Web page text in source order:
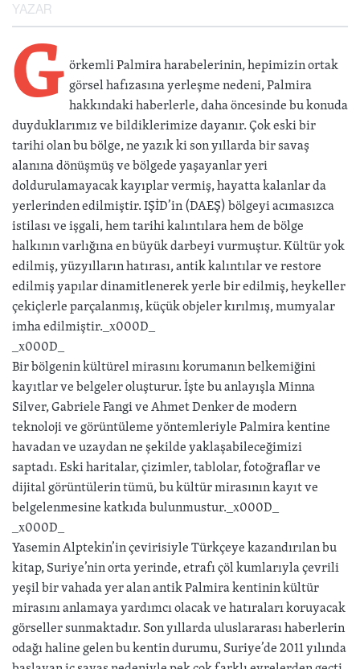
YAZAR
Görkemli Palmira harabelerinin, hepimizin ortak
görsel hafızasına yerleşme nedeni, Palmira
hakkındaki haberlerle, daha öncesinde bu konuda
duyduklarımız ve bildiklerimize dayanır. Çok eski bir
tarihi olan bu bölge, ne yazık ki son yıllarda bir savaş
alanına dönüşmüş ve bölgede yaşayanlar yeri
doldurulamayacak kayıplar vermiş, hayatta kalanlar da
yerlerinden edilmiştir. IŞİD’in (DAEŞ) bölgeyi acımasızca
istilası ve işgali, hem tarihi kalıntılara hem de bölge
halkının varlığına en büyük darbeyi vurmuştur. Kültür yok
edilmiş, yüzyılların hatırası, antik kalıntılar ve restore
edilmiş yapılar dinamitlenerek yerle bir edilmiş, heykeller
çekiçlerle parçalanmış, küçük objeler kırılmış, mumyalar
imha edilmiştir._x000D_
_x000D_
Bir bölgenin kültürel mirasını korumanın belkemiğini
kayıtlar ve belgeler oluşturur. İşte bu anlayışla Minna
Silver, Gabriele Fangi ve Ahmet Denker de modern
teknoloji ve görüntüleme yöntemleriyle Palmira kentine
havadan ve uzaydan ne şekilde yaklaşabileceğimizi
saptadı. Eski haritalar, çizimler, tablolar, fotoğraflar ve
dijital görüntülerin tümü, bu kültür mirasının kayıt ve
belgelenmesine katkıda bulunmustur._x000D_
_x000D_
Yasemin Alptekin’in çevirisiyle Türkçeye kazandırılan bu
kitap, Suriye’nin orta yerinde, etrafı çöl kumlarıyla çevrili
yeşil bir vahada yer alan antik Palmira kentinin kültür
mirasını anlamaya yardımcı olacak ve hatıraları koruyacak
görseller sunmaktadır. Son yıllarda uluslararası haberlerin
odağı haline gelen bu kentin durumu, Suriye’de 2011 yılında